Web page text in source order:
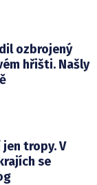
ozbrojený
hřišti. Našly
tropy. V
se